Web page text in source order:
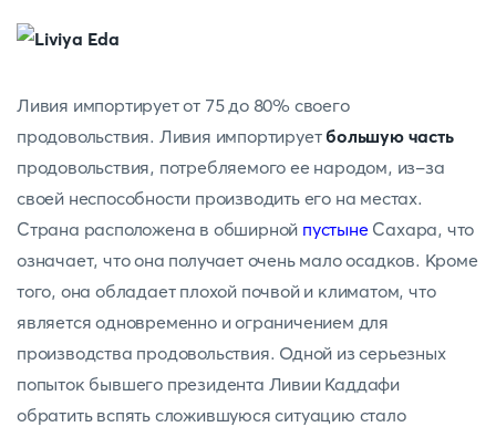
Ливия импортирует от 75 до 80% своего
продовольствия. Ливия импортируетбольшую часть
продовольствия, потребляемого ее народом, из-за
своей неспособности производить его на местах.
Страна расположена в обширной пустынеСахара, что
означает, что она получает очень мало осадков. Кроме
того, она обладает плохой почвой и климатом, что
является одновременно и ограничением для
производства продовольствия. Одной из серьезных
попыток бывшего президента Ливии Каддафи
обратить вспять сложившуюся ситуацию стало